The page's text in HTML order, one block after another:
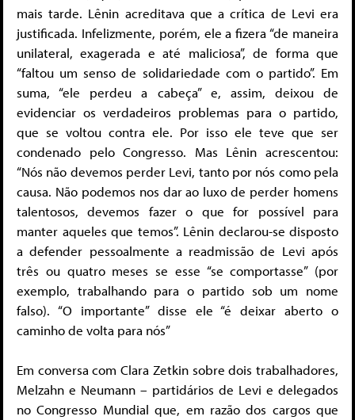
mais tarde. Lênin acreditava que a crítica de Levi era
justificada. Infelizmente, porém, ele a fizera “de maneira
unilateral, exagerada e até maliciosa”, de forma que
“faltou um senso de solidariedade com o partido”. Em
suma, “ele perdeu a cabeça” e, assim, deixou de
evidenciar os verdadeiros problemas para o partido,
que se voltou contra ele. Por isso ele teve que ser
condenado pelo Congresso. Mas Lênin acrescentou:
“Nós não devemos perder Levi, tanto por nós como pela
causa. Não podemos nos dar ao luxo de perder homens
talentosos, devemos fazer o que for possível para
manter aqueles que temos”. Lênin declarou-se disposto
a defender pessoalmente a readmissão de Levi após
três ou quatro meses se esse “se comportasse” (por
exemplo, trabalhando para o partido sob um nome
falso). “O importante” disse ele “é deixar aberto o
caminho de volta para nós”
Em conversa com Clara Zetkin sobre dois trabalhadores,
Melzahn e Neumann – partidários de Levi e delegados
no Congresso Mundial que, em razão dos cargos que